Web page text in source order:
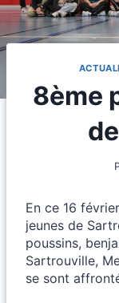
8ème
En ce 16
jeunes de
poussins,
Sartrouville,
se sont